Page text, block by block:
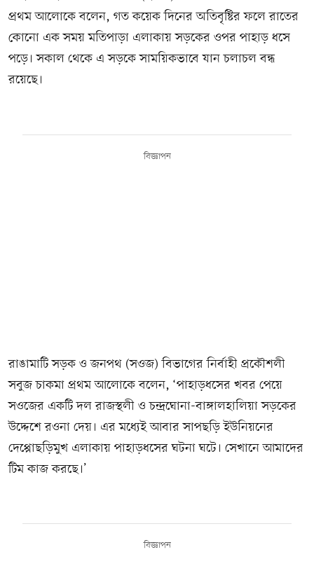
প্রথম আলোকে বলেন, গত কয়েক দিনের অতিবৃষ্টির ফলে রাতের
কোনো এক সময় মতিপাড়া এলাকায় সড়কের ওপর পাহাড় ধসে
পড়ে। সকাল থেকে এ সড়কে সাময়িকভাবে যান চলাচল বন্ধ
রয়েছে।
বিজ্ঞাপন
রাঙামাটি সড়ক ও জনপথ (সওজ) বিভাগের নির্বাহী প্রকৌশলী
সবুজ চাকমা প্রথম আলোকে বলেন, ‘পাহাড়ধসের খবর পেয়ে
সওজের একটি দল রাজস্থলী ও চন্দ্রঘোনা-বাঙ্গালহালিয়া সড়কের
উদ্দেশে রওনা দেয়। এর মধ্যেই আবার সাপছড়ি ইউনিয়নের
দেপ্পোছড়িমুখ এলাকায় পাহাড়ধসের ঘটনা ঘটে। সেখানে আমাদের
টিম কাজ করছে।’
বিজ্ঞাপন